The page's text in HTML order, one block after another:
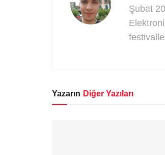
Şubat
Yazarın Diğer Yazıları